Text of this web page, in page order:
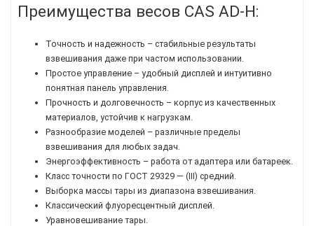
Преимущества весов CAS AD-H:
Точность и надежность – стабильные результаты
взвешивания даже при частом использовании.
Простое управление – удобный дисплей и интуитивно
понятная панель управления.
Прочность и долговечность – корпус из качественных
материалов, устойчив к нагрузкам.
Разнообразие моделей – различные пределы
взвешивания для любых задач.
Энергоэффективность – работа от адаптера или батареек.
Класс точности по ГОСТ 29329 — (III) средний.
Выборка массы тары из диапазона взвешивания.
Классический флуоресцентный дисплей.
Уравновешивание тары.